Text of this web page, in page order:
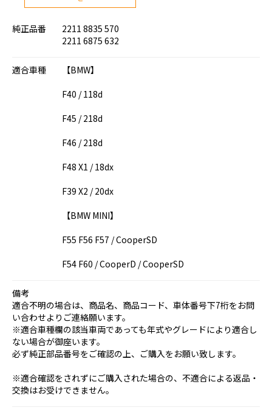
純正品番
2211 8835 570
2211 6875 632
適合車種
【BMW】
F40 / 118d
F45 / 218d
F46 / 218d
F48 X1 / 18dx
F39 X2 / 20dx
【BMW MINI】
F55 F56 F57 / CooperSD
F54 F60 / CooperD / CooperSD
備考
適合不明の場合は、商品名、商品コード、車体番号下7桁をお問
い合わせよりご連絡願います。
※適合車種欄の該当車両であっても年式やグレードにより適合し
ない場合が御座います。
必ず純正部品番号をご確認の上、ご購入をお願い致します。
※適合確認をされずにご購入された場合の、不適合による返品・
交換はお受けできません。